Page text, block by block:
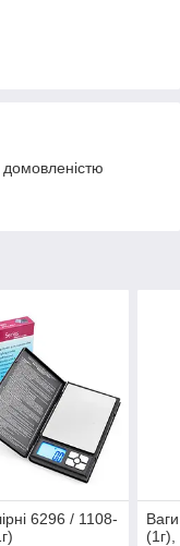
6296 / 1108-